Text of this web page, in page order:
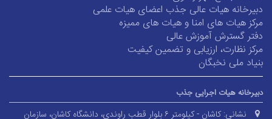
دبیرخانه هیات عالی جذب اعضای هیات علمی
مرکز هیات های امنا و هیات های ممیزه
دفتر گسترش آموزش عالی
مرکز نظارت، ارزیابی و تضمین کیفیت
بنیاد ملی نخبگان
دبیرخانه هیات اجرایی جذب
نشانی: کاشان - کیلومتر ۶ بلوار قطب راوندی، دانشگاه کاشان، سازمان